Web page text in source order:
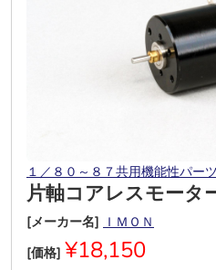
１／８０～８７共用機能性パーツ
片軸コアレスモータ
[メーカー名] ＩＭＯＮ
[価格] ¥18,150